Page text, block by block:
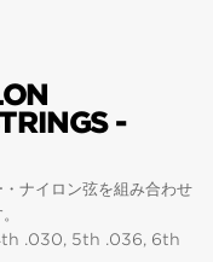
-
ナイロン弦を組み合わせ
.030, 5th .036, 6th